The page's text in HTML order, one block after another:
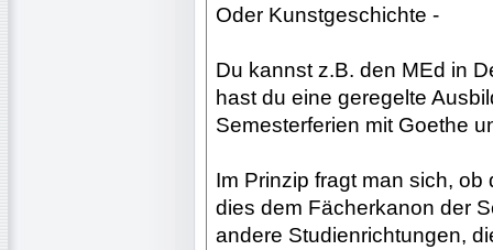
Oder Kunstgeschichte -
Du kannst z.B. den MEd in
hast du eine geregelte
Semesterferien mit Goethe
Im Prinzip fragt man sich,
dies dem Fächerkanon der
andere Studienrichtungen,